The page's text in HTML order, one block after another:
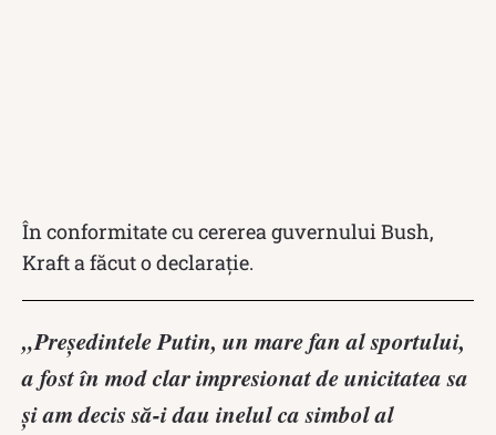
În conformitate cu cererea guvernului Bush,
Kraft a făcut o declarație.
„Președintele Putin, un mare fan al sportului,
a fost în mod clar impresionat de unicitatea sa
și am decis să-i dau inelul ca simbol al